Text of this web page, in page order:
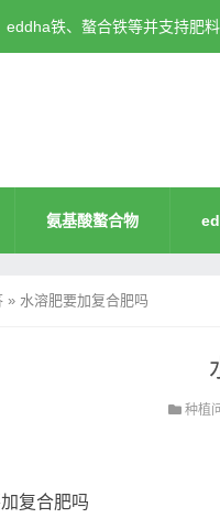
铁、螯合铁等并支持肥
氨基酸螯合物
» 水溶肥要加复合肥吗
种植